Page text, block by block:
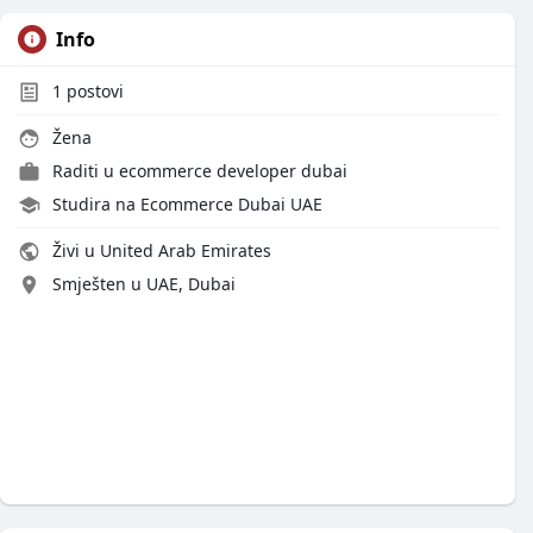
Info
1 postovi
Žena
Raditi u ecommerce developer dubai
Studira na Ecommerce Dubai UAE
Živi u United Arab Emirates
Smješten u UAE, Dubai